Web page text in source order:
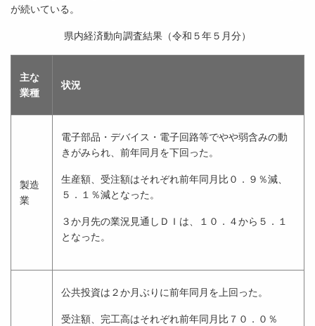
が続いている。
主な
業種
状況
県内経済動向調査結果（令和５年５月分）
製造
業
電子部品・デバイス・電子回路等でやや弱含みの動
きがみられ、前年同月を下回った。
生産額、受注額はそれぞれ前年同月比０．９％減、
５．１％減となった。
３か月先の業況見通しＤＩは、１０．４から５．１
となった。
公共投資は２か月ぶりに前年同月を上回った。
受注額、完工高はそれぞれ前年同月比７０．０％